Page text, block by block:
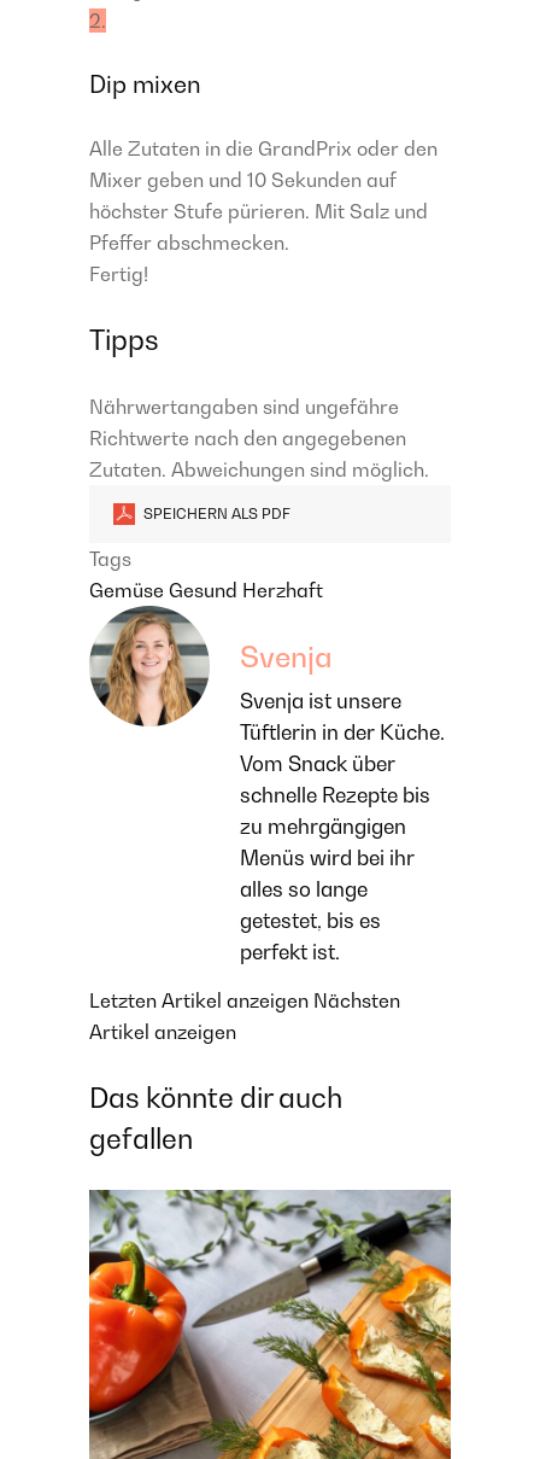
2.
Dip mixen
Alle Zutaten in die GrandPrix oder den
Mixer geben und 10 Sekunden auf
höchster Stufe pürieren. Mit Salz und
Pfeffer abschmecken.
Fertig!
Tipps
Nährwertangaben sind ungefähre
Richtwerte nach den angegebenen
Zutaten. Abweichungen sind möglich.
SPEICHERN ALS PDF
Tags
Gemüse Gesund Herzhaft
Svenja
Svenja ist unsere
Tüftlerin in der Küche.
Vom Snack über
schnelle Rezepte bis
zu mehrgängigen
Menüs wird bei ihr
alles so lange
getestet, bis es
perfekt ist.
Letzten Artikel anzeigen Nächsten
Artikel anzeigen
Das könnte dir auch
gefallen